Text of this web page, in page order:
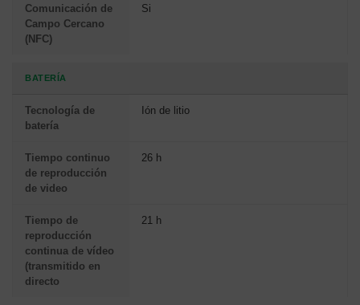
Comunicación de
Campo Cercano
(NFC)
Si
BATERÍA
Tecnología de
batería
Ión de litio
Tiempo continuo
de reproducción
de video
26 h
Tiempo de
reproducción
continua de vídeo
(transmitido en
directo
21 h